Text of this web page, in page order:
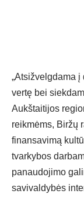
„Atsižvelgdama
vertę bei
Aukštaitijos
reikmėms, Biržų
finansavimą
tvarkybos
panaudojimo
savivaldybės